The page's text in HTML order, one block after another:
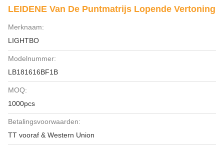
LEIDENE Van De Puntmatrijs Lopende Vertoning
Merknaam:
LIGHTBO
Modelnummer:
LB181616BF1B
MOQ:
1000pcs
Betalingsvoorwaarden:
TT vooraf & Western Union